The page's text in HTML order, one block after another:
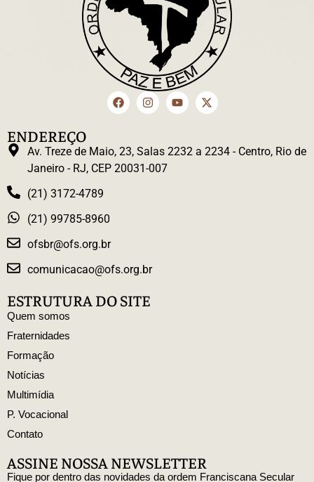
ENDEREÇO
Av. Treze de Maio, 23, Salas 2232 a 2234 - Centro, Rio de
Janeiro - RJ, CEP 20031-007
(21) 3172-4789
(21) 99785-8960
ofsbr@ofs.org.br
comunicacao@ofs.org.br
ESTRUTURA DO SITE
Quem somos
Fraternidades
Formação
Notícias
Multimídia
P. Vocacional
Contato
ASSINE NOSSA NEWSLETTER
Fique por dentro das novidades da ordem Franciscana Secular